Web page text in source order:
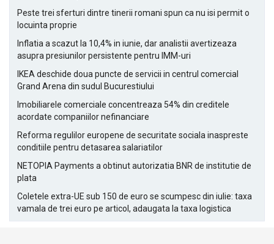
Peste trei sferturi dintre tinerii romani spun ca nu isi permit o
locuinta proprie
Inflatia a scazut la 10,4% in iunie, dar analistii avertizeaza
asupra presiunilor persistente pentru IMM-uri
IKEA deschide doua puncte de servicii in centrul comercial
Grand Arena din sudul Bucurestiului
Imobiliarele comerciale concentreaza 54% din creditele
acordate companiilor nefinanciare
Reforma regulilor europene de securitate sociala inaspreste
conditiile pentru detasarea salariatilor
NETOPIA Payments a obtinut autorizatia BNR de institutie de
plata
Coletele extra-UE sub 150 de euro se scumpesc din iulie: taxa
vamala de trei euro pe articol, adaugata la taxa logistica